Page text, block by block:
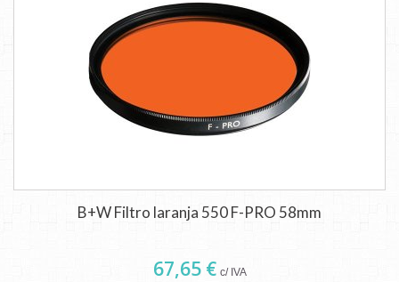
B+W Filtro laranja 550 F-PRO 58mm
67,65 € c/ IVA